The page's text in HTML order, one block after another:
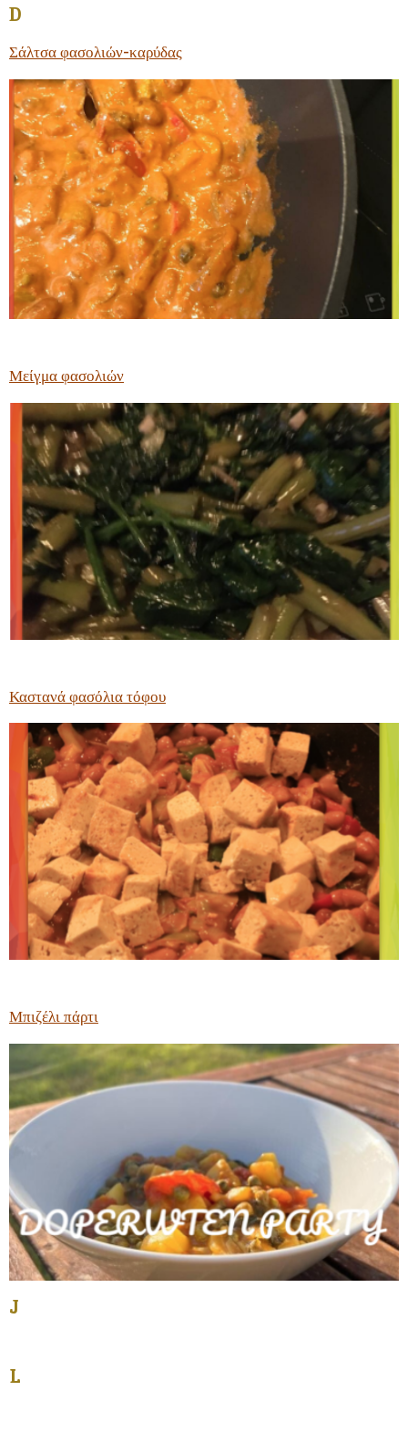
D
Σάλτσα φασολιών-καρύδας
Μείγμα φασολιών
Καστανά φασόλια τόφου
Μπιζέλι πάρτι
J
L